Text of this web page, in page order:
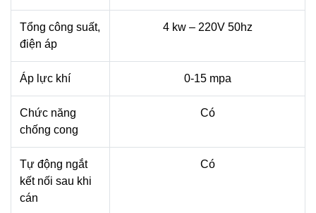
Tổng công suất,
điện áp
4 kw – 220V 50hz
Áp lực khí 0-15 mpa
Chức năng
chống cong
Có
Tự động ngắt
kết nối sau khi
cán
Có